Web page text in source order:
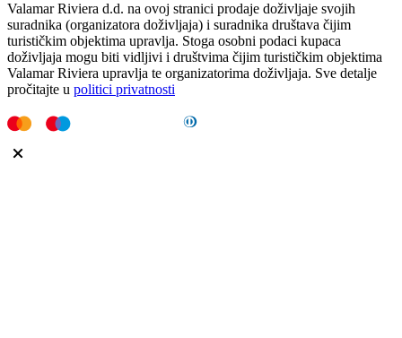
Valamar Riviera d.d. na ovoj stranici prodaje doživljaje svojih
suradnika (organizatora doživljaja) i suradnika društava čijim
turističkim objektima upravlja. Stoga osobni podaci kupaca
doživljaja mogu biti vidljivi i društvima čijim turističkim objektima
Valamar Riviera upravlja te organizatorima doživljaja. Sve detalje
pročitajte u politici privatnosti